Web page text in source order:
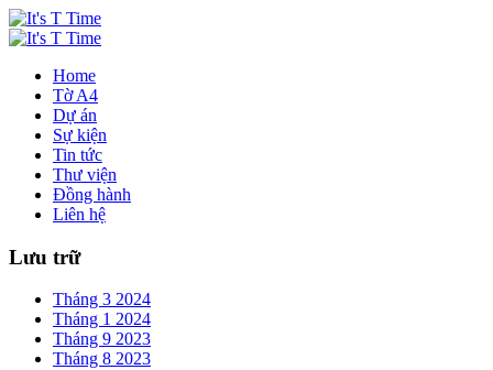
Home
Tờ A4
Dự án
Sự kiện
Tin tức
Thư viện
Đồng hành
Liên hệ
Lưu trữ
Tháng 3 2024
Tháng 1 2024
Tháng 9 2023
Tháng 8 2023